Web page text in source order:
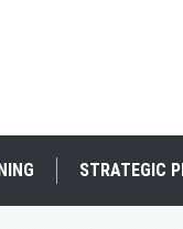
STRATEGIC